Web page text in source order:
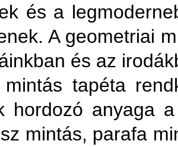
és a
A geometriai
és az
mintás tapéta
hordozó anyaga
mintás, parafa